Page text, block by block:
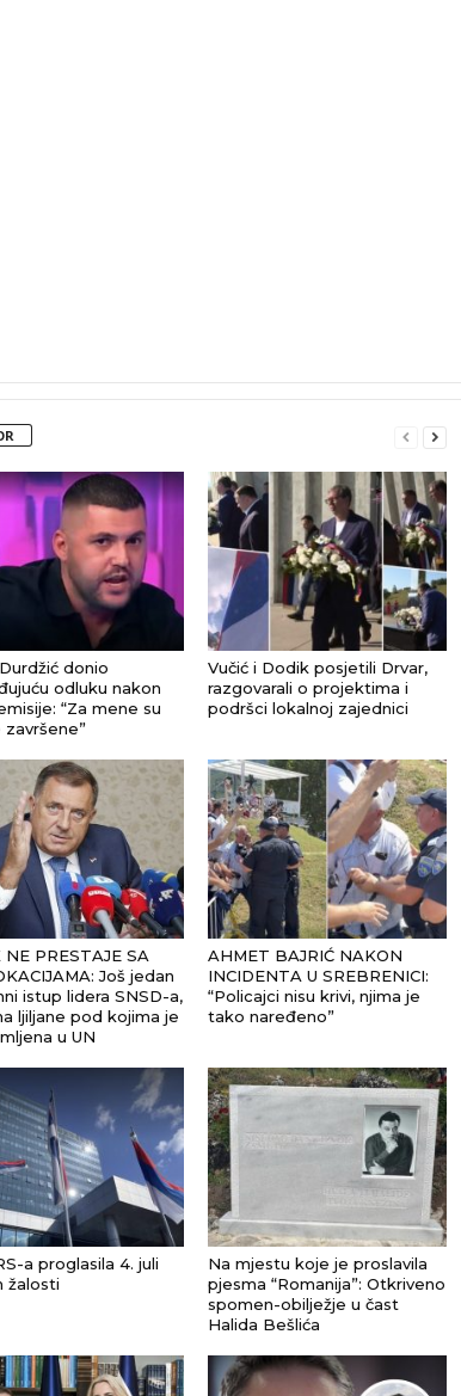
donio
odluku nakon
“Za mene su
završene”
Vučić i Dodik posjetili Drvar,
razgovarali o projektima i
podršci lokalnoj zajednici
NE PRESTAJE SA
Još jedan
istup lidera SNSD-a,
ljiljane pod kojima je
u UN
AHMET BAJRIĆ NAKON
INCIDENTA U SREBRENICI:
“Policajci nisu krivi, njima je
tako naređeno”
a proglasila 4. juli
žalosti
Na mjestu koje je proslavila
pjesma “Romanija”: Otkriveno
spomen-obilježje u čast
Halida Bešlića